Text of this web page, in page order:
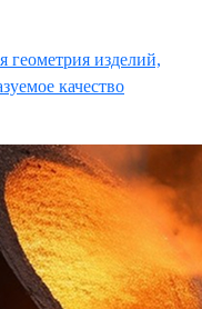
геометрия изделий,
качество